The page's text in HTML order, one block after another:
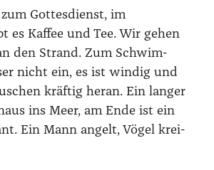
Got­tes­dienst, im
es Kaf­fee und Tee. Wir gehen
den Strand. Zum Schwim­
nicht ein, es ist win­dig und
kräf­tig her­an. Ein lan­ger
ins Meer, am Ende ist ein
Ein Mann angelt, Vögel krei­